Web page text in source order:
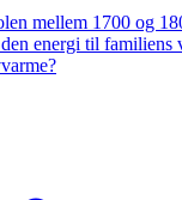
mellem 1700 og
energi til familiens